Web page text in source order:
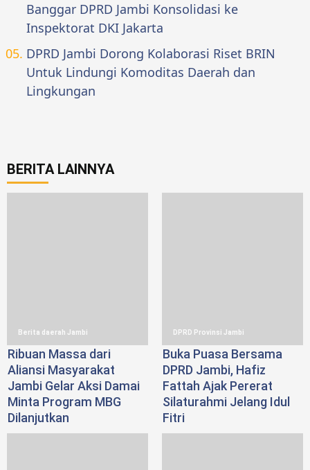
Banggar DPRD Jambi Konsolidasi ke
Inspektorat DKI Jakarta
DPRD Jambi Dorong Kolaborasi Riset BRIN
Untuk Lindungi Komoditas Daerah dan
Lingkungan
BERITA LAINNYA
Berita daerah Jambi
Ribuan Massa dari
Aliansi Masyarakat
Jambi Gelar Aksi Damai
Minta Program MBG
Dilanjutkan
DPRD Provinsi Jambi
Buka Puasa Bersama
DPRD Jambi, Hafiz
Fattah Ajak Pererat
Silaturahmi Jelang Idul
Fitri